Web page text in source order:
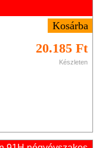
20.185 Ft
Készleten